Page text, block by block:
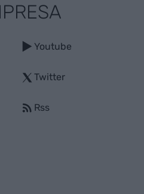
Youtube
Twitter
Rss